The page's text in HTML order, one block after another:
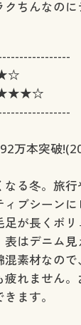
クちんなの
万本突破
る冬。旅
ィブシーン
足が長くボ
はデニム
混素材なの
疲れません
ます。